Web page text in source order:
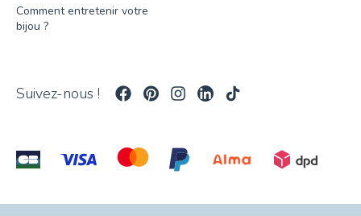
Comment entretenir votre
bijou ?
Suivez-nous !